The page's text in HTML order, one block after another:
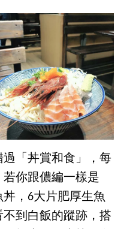
「丼賞和食」，每
你跟儂編一樣是
丼，6大片肥厚生魚
到白飯的蹤跡，搭